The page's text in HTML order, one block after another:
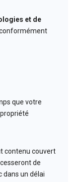
et de
que votre
contenu couvert
de
dans un délai